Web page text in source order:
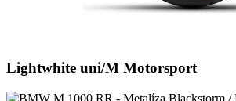
Lightwhite uni/M Motorsport